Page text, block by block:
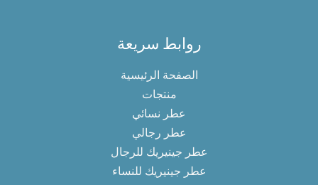
روابط سريعة
الصفحة الرئيسية
منتجات
عطر نسائي
عطر رجالي
عطر جينيريك للرجال
عطر جينيريك للنساء